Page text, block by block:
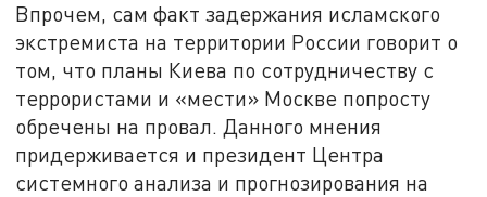
Впрочем, сам факт задержания исламского
экстремиста на территории России говорит о
том, что планы Киева по сотрудничеству с
террористами и «мести» Москве попросту
обречены на провал. Данного мнения
придерживается и президент Центра
системного анализа и прогнозирования на